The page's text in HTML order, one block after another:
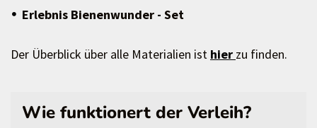
Erlebnis Bienenwunder - Set
Der Überblick über alle Materialien ist hier zu finden.
Wie funktionert der Verleih?